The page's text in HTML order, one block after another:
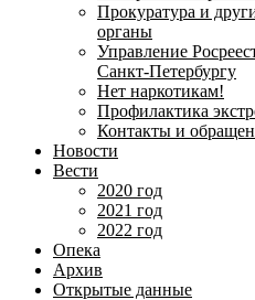
Прокуратура и
органы
Управление
Санкт-Петербургу
Нет наркотикам!
Профилактика
Контакты и
Новости
Вести
2020 год
2021 год
2022 год
Опека
Архив
Открытые данные